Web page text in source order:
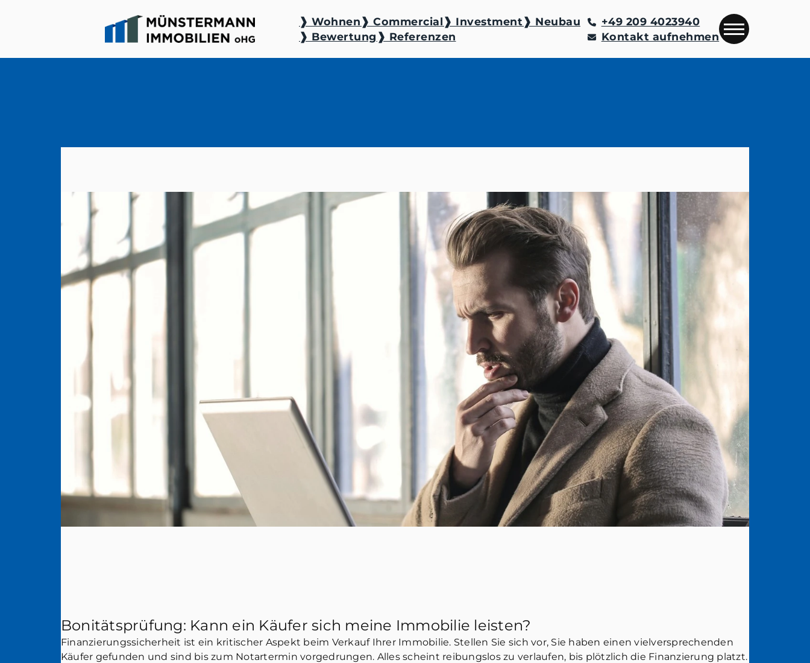
❱ Wohnen❱ Commercial❱ Investment❱ Neubau
❱ Bewertung ❱ Referenzen
+49 209 4023940
Kontakt aufnehmen
Bonitätsprüfung: Kann ein Käufer sich meine Immobilie leisten?
Finanzierungssicherheit ist ein kritischer Aspekt beim Verkauf Ihrer Immobilie. Stellen Sie sich vor, Sie haben einen vielversprechenden
Käufer gefunden und sind bis zum Notartermin vorgedrungen. Alles scheint reibungslos zu verlaufen, bis plötzlich die Finanzierung platzt.